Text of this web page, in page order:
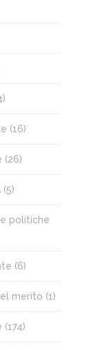
(16)
(26)
(5)
politiche
(6)
merito (1)
(174)